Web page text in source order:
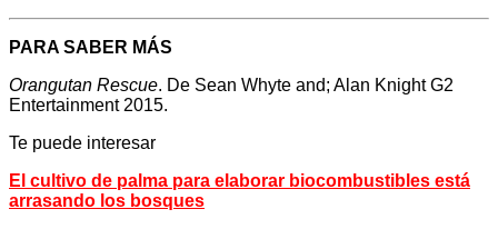
PARA SABER MÁS
Orangutan Rescue. De Sean Whyte and; Alan Knight G2
Entertainment 2015.
Te puede interesar
El cultivo de palma para elaborar biocombustibles está
arrasando los bosques